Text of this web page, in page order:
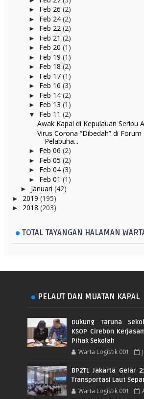
► Feb 26 (2)
► Feb 24 (2)
► Feb 22 (2)
► Feb 21 (2)
► Feb 20 (1)
► Feb 19 (1)
► Feb 18 (2)
► Feb 17 (1)
► Feb 16 (3)
► Feb 14 (2)
► Feb 13 (1)
▼ Feb 11 (2)
Awak Kapal di Kepulauan Seribu
Virus Corona “Dibedah” di
Pelabuha...
► Feb 06 (2)
► Feb 05 (2)
► Feb 04 (3)
► Feb 01 (1)
► Januari (42)
► 2019 (195)
► 2018 (203)
TOTAL TAYANGAN HALAMAN
PELAUT DAN MUATAN KAPAL
Dukung Taruna
KSOP Cirebon
Pihak Sekolah
Warta Logistik 001
BP2TL Jakarta Gelar
Transportasi Laut
Warta Logistik 001